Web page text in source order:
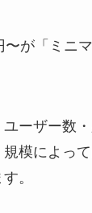
が「ミニ
ーザー数
模によっ
。